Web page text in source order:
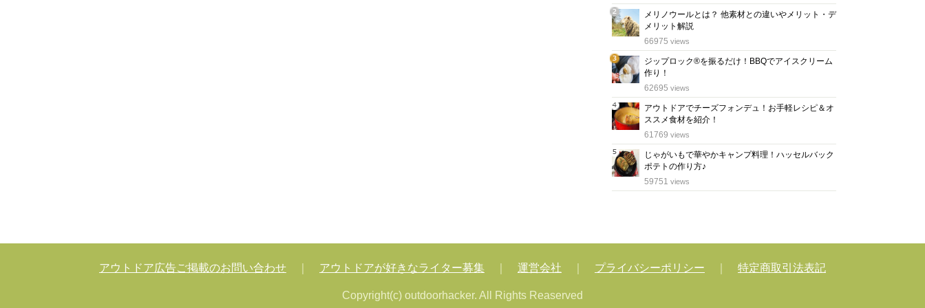
2
位
メリノウールとは？ 他素材との違いやメリット・デ
メリット解説
66975 views
3
位
ジップロック®を振るだけ！BBQでアイスクリーム
作り！
62695 views
4
位
アウトドアでチーズフォンデュ！お手軽レシピ＆オ
ススメ食材を紹介！
61769 views
5
位
じゃがいもで華やかキャンプ料理！ハッセルバック
ポテトの作り方♪
59751 views
アウトドア広告ご掲載のお問い合わせ アウトドアが好きなライター募集 運営会社 プライバシーポリシー 特定商取引法表記
Copyright(c) outdoorhacker. All Rights Reaserved